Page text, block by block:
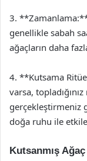
3.
genellikle sabah
ağaçların daha
4. **Kutsama
varsa,
gerçekleştirmeniz
doğa ruhu ile
Kutsanmış